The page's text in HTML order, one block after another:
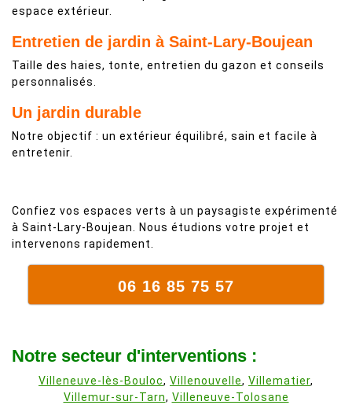
espace extérieur.
Entretien de jardin à Saint-Lary-Boujean
Taille des haies, tonte, entretien du gazon et conseils
personnalisés.
Un jardin durable
Notre objectif : un extérieur équilibré, sain et facile à
entretenir.
Confiez vos espaces verts à un paysagiste expérimenté
à Saint-Lary-Boujean. Nous étudions votre projet et
intervenons rapidement.
06 16 85 75 57
Notre secteur d'interventions :
Villeneuve-lès-Bouloc, Villenouvelle, Villematier,
Villemur-sur-Tarn, Villeneuve-Tolosane